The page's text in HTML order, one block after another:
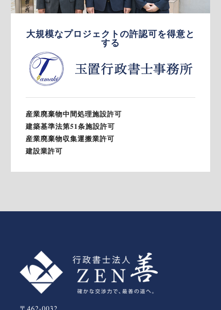
大規模なプロジェクトの許認可を得意と
する
産業廃棄物中間処理施設許可
建築基準法第51条施設許可
産業廃棄物収集運搬業許可
建設業許可